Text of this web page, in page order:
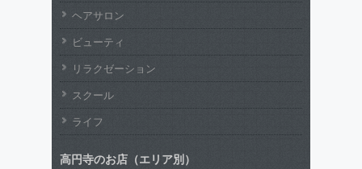
ヘアサロン
ビューティ
リラクゼーション
スクール
ライフ
高円寺のお店（エリア別）